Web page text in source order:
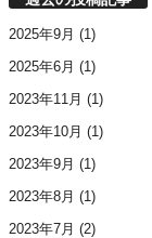
2025年9月 (1)
2025年6月 (1)
2023年11月 (1)
2023年10月 (1)
2023年9月 (1)
2023年8月 (1)
2023年7月 (2)